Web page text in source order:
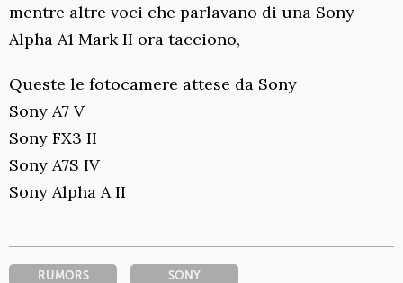
mentre altre voci che parlavano di una Sony
Alpha A1 Mark II ora tacciono,
Queste le fotocamere attese da Sony
Sony A7 V
Sony FX3 II
Sony A7S IV
Sony Alpha A II
RUMORS SONY